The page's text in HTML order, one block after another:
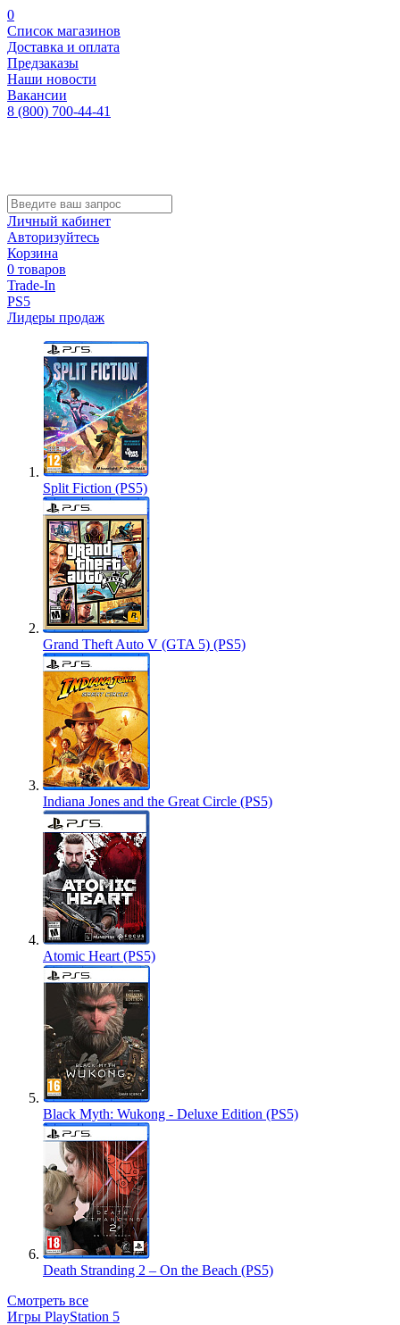
0
Список магазинов
Доставка и оплата
Предзаказы
Наши новости
Вакансии
8 (800) 700-44-41
Личный кабинет
Авторизуйтесь
Корзина
0 товаров
Trade-In
PS5
Лидеры продаж
Split Fiction (PS5)
Grand Theft Auto V (GTA 5) (PS5)
Indiana Jones and the Great Circle (PS5)
Atomic Heart (PS5)
Black Myth: Wukong - Deluxe Edition (PS5)
Death Stranding 2 – On the Beach (PS5)
Смотреть все
Игры PlayStation 5